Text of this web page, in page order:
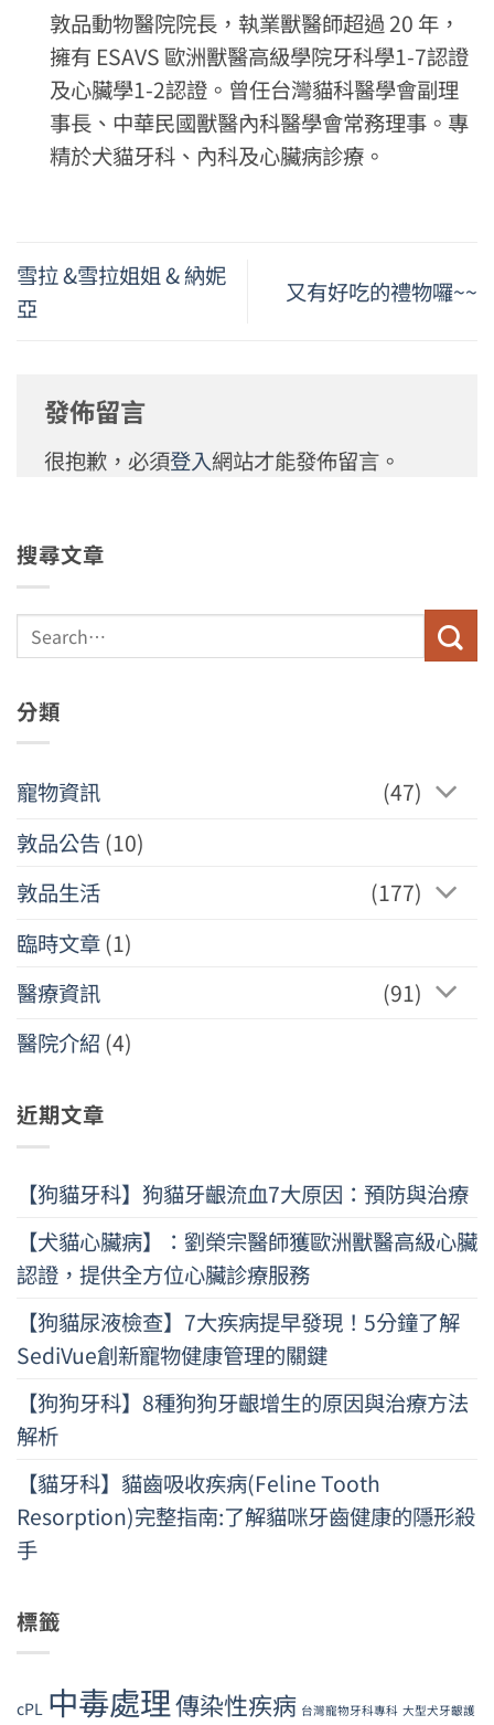
敦品動物醫院院長，執業獸醫師超過 20 年，
擁有 ESAVS 歐洲獸醫高級學院牙科學1-7認證
及心臟學1-2認證。曾任台灣貓科醫學會副理
事長、中華民國獸醫內科醫學會常務理事。專
精於犬貓牙科、內科及心臟病診療。
雪拉 &雪拉姐姐 & 納妮
亞
又有好吃的禮物囉~~
發佈留言
很抱歉，必須登入網站才能發佈留言。
搜尋文章
分類
寵物資訊
(47)
敦品公告(10)
敦品生活
(177)
臨時文章(1)
醫療資訊
(91)
醫院介紹 (4)
近期文章
【狗貓牙科】狗貓牙齦流血7大原因：預防與治療
【犬貓心臟病】：劉榮宗醫師獲歐洲獸醫高級心臟
認證，提供全方位心臟診療服務
【狗貓尿液檢查】7大疾病提早發現！5分鐘了解
SediVue創新寵物健康管理的關鍵
【狗狗牙科】8種狗狗牙齦增生的原因與治療方法
解析
【貓牙科】貓齒吸收疾病(Feline Tooth
Resorption)完整指南:了解貓咪牙齒健康的隱形殺
手
標籤
cPL 中毒處理傳染性疾病 台灣寵物牙科專科 大型犬牙齦護